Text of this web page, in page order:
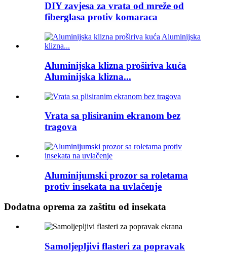
DIY zavjesa za vrata od mreže od
fiberglasa protiv komaraca
Aluminijska klizna proširiva kuća
Aluminijska klizna...
Vrata sa plisiranim ekranom bez
tragova
Aluminijumski prozor sa roletama
protiv insekata na uvlačenje
Dodatna oprema za zaštitu od insekata
Samoljepljivi flasteri za popravak